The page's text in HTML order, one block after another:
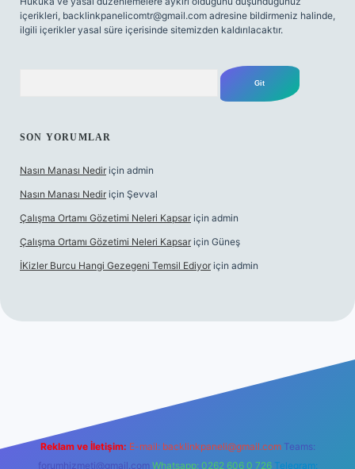
içerikleri, backlinkpanelicomtr@gmail.com adresine bildirmeniz halinde,
ilgili içerikler yasal süre içerisinde sitemizden kaldırılacaktır.
SON YORUMLAR
Nasın Manası Nedir için admin
Nasın Manası Nedir için Şevval
Çalışma Ortamı Gözetimi Neleri Kapsar için admin
Çalışma Ortamı Gözetimi Neleri Kapsar için Güneş
İKizler Burcu Hangi Gezegeni Temsil Ediyor için admin
Reklam ve İletişim: E-mail: backlinkpaneli@gmail.com Teams:
forumhizmeti@gmail.com Whatsapp: 0262 606 0 726 Telegram: